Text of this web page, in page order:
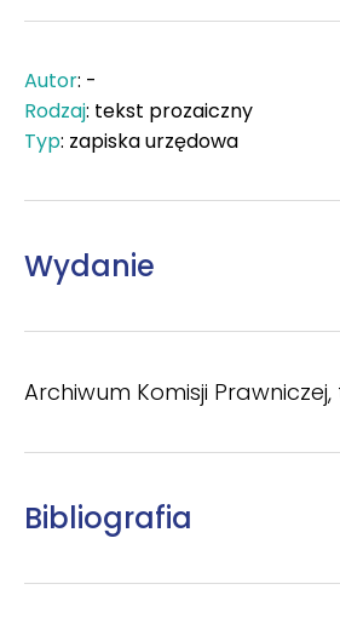
Autor: -
Rodzaj: tekst prozaiczny
Typ: zapiska urzędowa
Wydanie
Archiwum Komisji Prawniczej,
Bibliografia